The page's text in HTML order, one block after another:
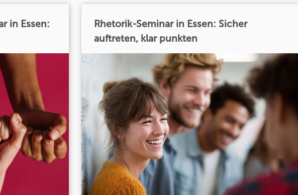
in Essen:
Rhetorik-Seminar in Essen: Sicher
auftreten, klar punkten